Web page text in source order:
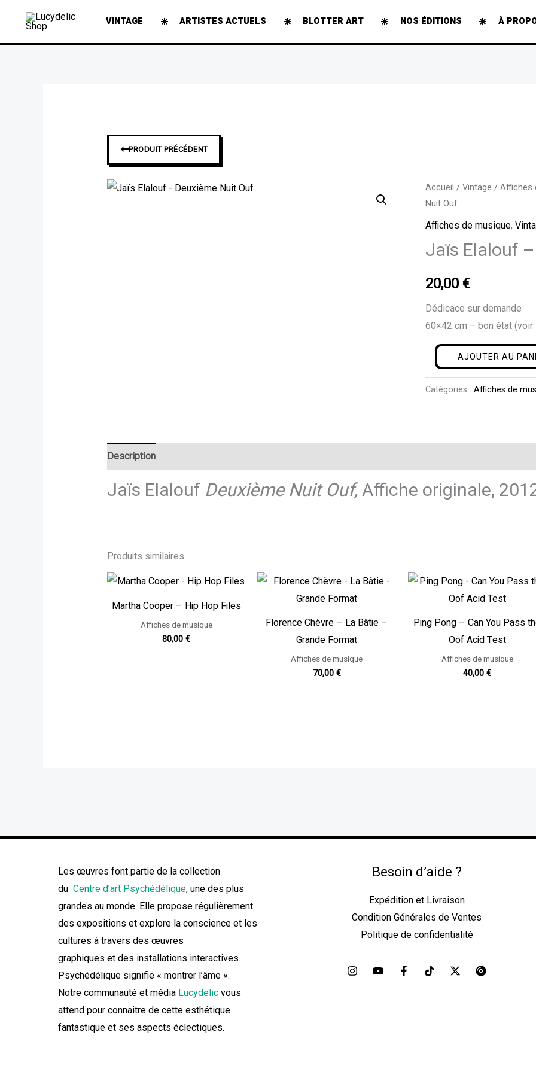
contenu
VINTAGE ARTISTES ACTUELS BLOTTER ART NOS ÉDITIONS À
➞PRODUIT PRÉCÉDENT
Accueil /Vintage /Affiches
Nuit Ouf
Affiches de musique,
Jaïs Elalouf
20,00€
Dédicace sur demande
60×42 cm – bon état (voir
quantité
de
Jaïs
-
Nuit
Ouf
AJOUTER AU
Catégories :Affiches de
Description
Jaïs Elalouf Deuxième Nuit Ouf, Affiche originale,
Produits similaires
Martha Cooper – Hip Hop Files
Affiches de musique
80,00€
Florence Chèvre – La Bâtie –
Grande Format
Affiches de musique
70,00 €
Ping Pong – Can You Pass
Oof Acid Test
Affiches de musique
40,00€
Les œuvres font partie de la collection
du Centre d’art Psychédélique, une des plus
grandes au monde. Elle propose régulièrement
des expositions et explore la conscience et les
cultures à travers des œuvres
graphiques et des installations interactives.
Psychédélique signifie « montrer l’âme ».
Notre communauté et média Lucydelic vous
attend pour connaitre de cette esthétique
fantastique et ses aspects éclectiques.
Besoin d’aide ?
Expédition et Livraison
Condition Générales de Ventes
Politique de confidentialité